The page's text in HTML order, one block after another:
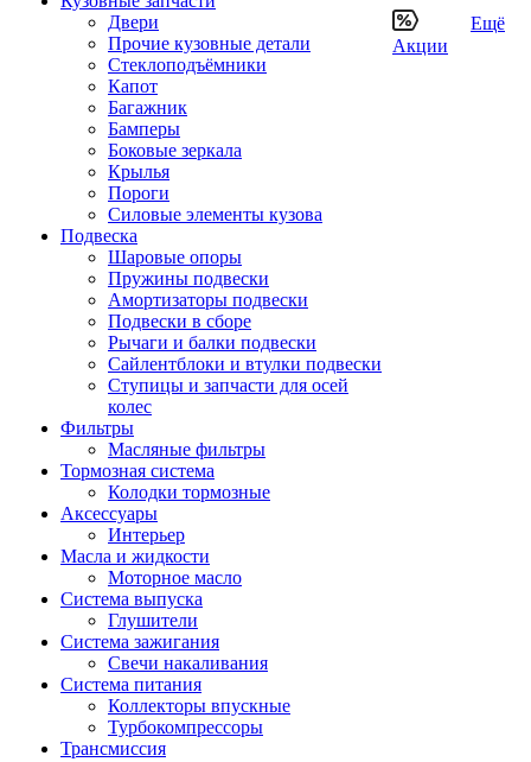
Двери
Прочие кузовные детали
Стеклоподъёмники
Капот
Багажник
Бамперы
Боковые зеркала
Крылья
Пороги
Силовые элементы кузова
Подвеска
Шаровые опоры
Пружины подвески
Амортизаторы подвески
Подвески в сборе
Рычаги и балки подвески
Сайлентблоки и втулки подвески
Ступицы и запчасти для осей
колес
Фильтры
Масляные фильтры
Тормозная система
Колодки тормозные
Аксессуары
Интерьер
Масла и жидкости
Моторное масло
Система выпуска
Глушители
Система зажигания
Свечи накаливания
Система питания
Коллекторы впускные
Турбокомпрессоры
Трансмиссия
Акции
Ещё